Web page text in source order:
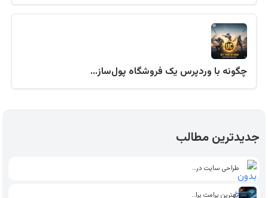
چگونه با وردپرس یک فروشگاه پول‌ساز…
جدیدترین مطالب
طراحی سایت در اراک
بهترین پرامت برای تولید محتوای…